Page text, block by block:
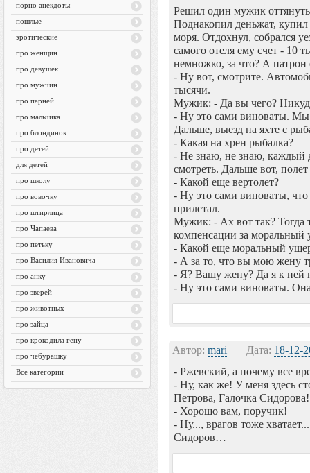
порно анекдоты
пошлые
эротические
про женщин
про девушек
про мужчин
про парней
про мальчика
про блондинок
про детей
для детей
про школу
про вовочку
про штирлица
про Чапаева
про петьку
про Василия Ивановича
про анку
про зверей
про животных
про зайца
про крокодила гену
про чебурашку
Все категории
Решил один мужик
Поднакопил деньжат, купил
моря. Отдохнул, собрался
самого отеля ему счет - 10
немножко, за что? А патрон
- Ну вот, смотрите.
тысячи.
Мужик: - Да вы чего?
- Ну это сами виноваты. Мы
Дальше, выезд на яхте с
- Какая на хрен рыбалка?
- Не знаю, не знаю, каждый
смотреть. Дальше вот,
- Какой еще вертолет?
- Ну это сами виноваты,
прилетал.
Мужик: - Ах вот так? Тогда
компенсации за моральный
- Какой еще моральный
- А за то, что вы мою жену
- Я? Вашу жену? Да я к ней
- Ну это сами виноваты.
Автор: mari Дата: 18-12-
- Ржевский, а почему все
- Ну, как же! У меня здесь
Петрова, Галочка Сидорова!
- Хорошо вам, поручик!
- Ну..., врагов тоже
Сидоров…